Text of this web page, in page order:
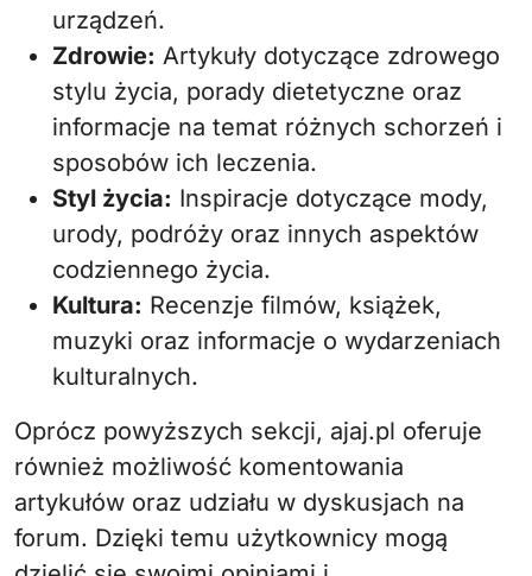
urządzeń.
Zdrowie: Artykuły dotyczące zdrowego
stylu życia, porady dietetyczne oraz
informacje na temat różnych schorzeń i
sposobów ich leczenia.
Styl życia: Inspiracje dotyczące mody,
urody, podróży oraz innych aspektów
codziennego życia.
Kultura: Recenzje filmów, książek,
muzyki oraz informacje o wydarzeniach
kulturalnych.
Oprócz powyższych sekcji, ajaj.pl oferuje
również możliwość komentowania
artykułów oraz udziału w dyskusjach na
forum. Dzięki temu użytkownicy mogą